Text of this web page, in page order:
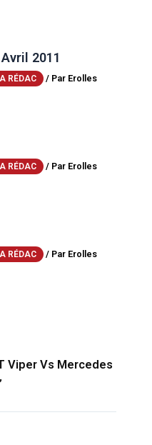
2011
RÉDAC / Par Erolles
RÉDAC / Par Erolles
RÉDAC / Par Erolles
Viper Vs Mercedes